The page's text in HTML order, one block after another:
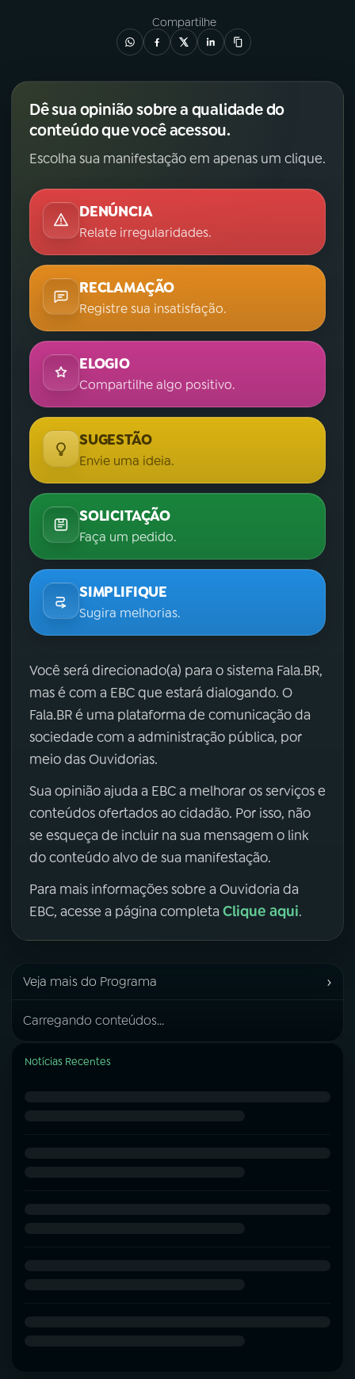
Compartilhe
Dê sua opinião sobre a qualidade do
conteúdo que você acessou.
Escolha sua manifestação em apenas um clique.
DENÚNCIA
Relate irregularidades.
RECLAMAÇÃO
Registre sua insatisfação.
ELOGIO
Compartilhe algo positivo.
SUGESTÃO
Envie uma ideia.
SOLICITAÇÃO
Faça um pedido.
SIMPLIFIQUE
Sugira melhorias.
Você será direcionado(a) para o sistema Fala.BR,
mas é com a EBC que estará dialogando. O
Fala.BR é uma plataforma de comunicação da
sociedade com a administração pública, por
meio das Ouvidorias.
Sua opinião ajuda a EBC a melhorar os serviços e
conteúdos ofertados ao cidadão. Por isso, não
se esqueça de incluir na sua mensagem o link
do conteúdo alvo de sua manifestação.
Para mais informações sobre a Ouvidoria da
EBC, acesse a página completa Clique aqui.
Veja mais do Programa ›
Carregando conteúdos...
Notícias Recentes